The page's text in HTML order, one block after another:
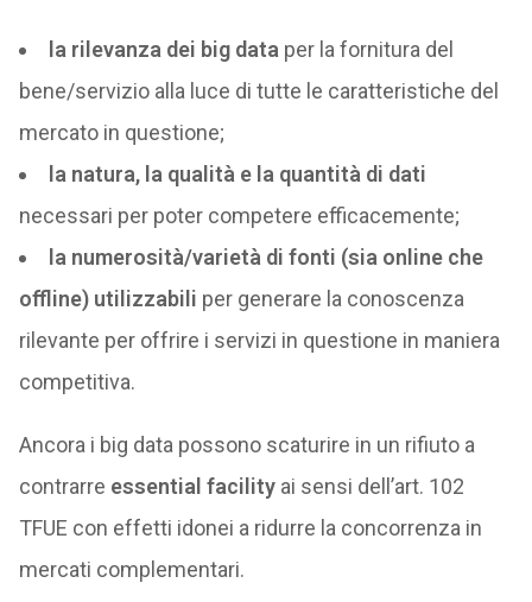
la rilevanza dei big data per la fornitura del
bene/servizio alla luce di tutte le caratteristiche del
mercato in questione;
la natura, la qualità e la quantità di dati
necessari per poter competere efficacemente;
la numerosità/varietà di fonti (sia online che
offline) utilizzabili per generare la conoscenza
rilevante per offrire i servizi in questione in maniera
competitiva.
Ancora i big data possono scaturire in un rifiuto a
contrarre essential facilityai sensi dell’art. 102
TFUE con effetti idonei a ridurre la concorrenza in
mercati complementari.